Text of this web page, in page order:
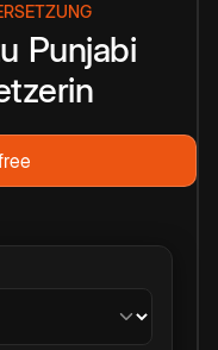
Punjabi